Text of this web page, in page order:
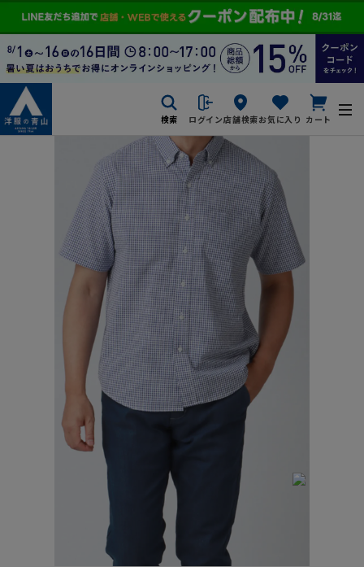
検索 ログイン店舗検索お気に入り カート